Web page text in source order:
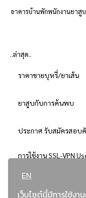
EN
เว็บไซต์นี้มีการใช้งา
อาคารบ้านพักพนักงานยาสู
..ล่าสุด..
ราคาขายบุหรี่/ยาเส้น
ยาสูบกับการค้นพบ
ประกาศ รับสมัครสอบ
การใช้งาน SSL-VPN
..ยอดนิยม..